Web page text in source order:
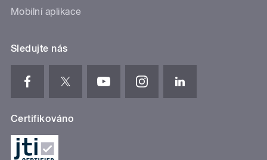
Mobilní aplikace
Sledujte nás
Certifikováno